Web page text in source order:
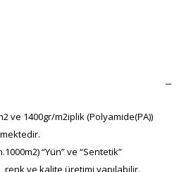
ve 1400gr/m2iplik (Polyamide(PA))
“Yün” ve “Sentetik”
ve kalite üretimi yapılabilir.